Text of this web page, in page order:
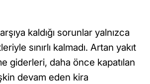
kaldığı sorunlar yalnızca
sınırlı kalmadı. Artan yakıt
giderleri, daha önce kapatılan
devam eden kira